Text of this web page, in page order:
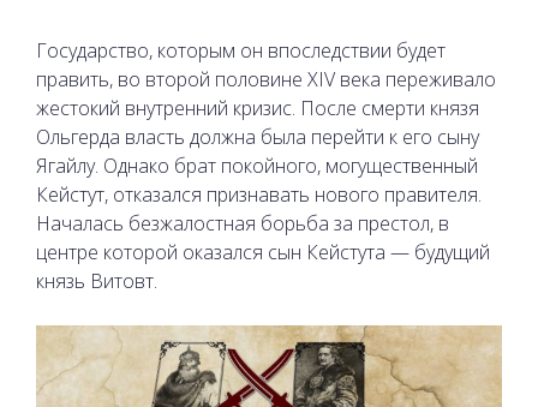
Государство, которым он впоследствии будет
править, во второй половине XIV века переживало
жестокий внутренний кризис. После смерти князя
Ольгерда власть должна была перейти к его сыну
Ягайлу. Однако брат покойного, могущественный
Кейстут, отказался признавать нового правителя.
Началась безжалостная борьба за престол, в
центре которой оказался сын Кейстута — будущий
князь Витовт.